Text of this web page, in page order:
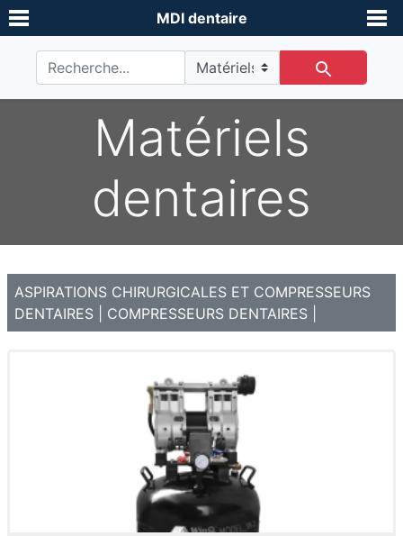
MDI dentaire
Matériels
dentaires
ASPIRATIONS CHIRURGICALES ET COMPRESSEURS
DENTAIRES
COMPRESSEURS DENTAIRES